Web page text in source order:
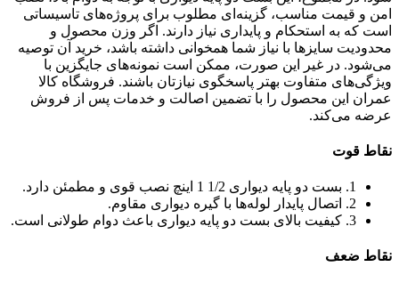
امن و قیمت مناسب، گزینه‌ای مطلوب برای پروژه‌های تاسیساتی
است که به استحکام و پایداری نیاز دارند. اگر وزن محصول و
محدودیت سایزها با نیاز شما همخوانی داشته باشد، خرید آن توصیه
می‌شود. در غیر این صورت، ممکن است نمونه‌های جایگزین با
ویژگی‌های متفاوت بهتر پاسخگوی نیازتان باشند. فروشگاه کالا
عمران این محصول را با تضمین اصالت و خدمات پس از فروش
عرضه می‌کند.
نقاط قوت
1. بست دو پایه دیواری 1/2 1 اینچ نصب قوی و مطمئن دارد.
2. اتصال پایدار لوله‌ها با گیره دیواری مقاوم.
3. کیفیت بالای بست دو پایه دیواری باعث دوام طولانی است.
نقاط ضعف